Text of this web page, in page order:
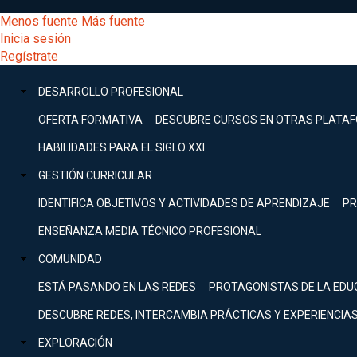
al
contenido
principal
[Educarchile
Escritorio]
Menú
entrar
mi
Menos fuente Más fuente
Inicia sesión
Regístrate
Menú
principal
DESARROLLO PROFESIONAL
OFERTA FORMATIVA DESCUBRE CURSOS EN OTRAS
HABILIDADES PARA EL SIGLO XXI
GESTIÓN CURRICULAR
IDENTIFICA OBJETIVOS Y ACTIVIDADES DE APRENDIZAJE
ENSEÑANZA MEDIA TÉCNICO PROFESIONAL
COMUNIDAD
ESTÁ PASANDO EN LAS REDES PROTAGONISTAS DE LA
DESCUBRE REDES, INTERCAMBIA PRÁCTICAS Y EXPERIENCIAS
EXPLORACIÓN
Buscar
Menú
principal
DESARROLLO
Expand
GESTIÓN
Expand
COMUNIDAD
Expand
EXPLORACIÓN
[Educarchile
Inicia